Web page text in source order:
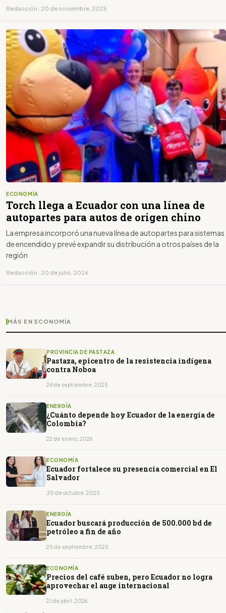
Redacción · 20 de noviembre, 2025
ECONOMÍA
Torch llega a Ecuador con una línea de
autopartes para autos de origen chino
La empresa incorporó una nueva línea de autopartes para sistemas
de encendido y prevé expandir su distribución a otros países de la
región
Redacción · 20 de julio, 2026
MÁS EN ECONOMÍA
PROVINCIA DE PASTAZA
Pastaza, epicentro de la resistencia indígena
contra Noboa
24 de septiembre, 2025
ENERGÍA
¿Cuánto depende hoy Ecuador de la energía de
Colombia?
22 de enero, 2026
ECONOMÍA
Ecuador fortalece su presencia comercial en El
Salvador
30 de octubre, 2025
ENERGÍA
Ecuador buscará producción de 500.000 bd de
petróleo a fin de año
25 de septiembre, 2025
ECONOMÍA
Precios del café suben, pero Ecuador no logra
aprovechar el auge internacional
21 de abril, 2026